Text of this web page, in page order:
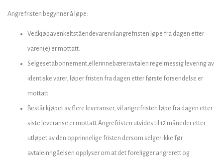
Angrefristen begynner å løpe:
Vedkjøpavenkeltståendevarervilangrefristen løpe fra dagen etter
varen(e) er mottatt.
Selgesetabonnement,ellerinnebæreravtalen regelmessig levering av
identiske varer, løper fristen fra dagen etter første forsendelse er
mottatt.
Består kjøpet av flere leveranser, vil angrefristen løpe fra dagen etter
siste leveranse er mottatt.Angrefristen utvides til 12 måneder etter
utløpet av den opprinnelige fristen dersom selger ikke før
avtaleinngåelsen opplyser om at det foreligger angrerett og